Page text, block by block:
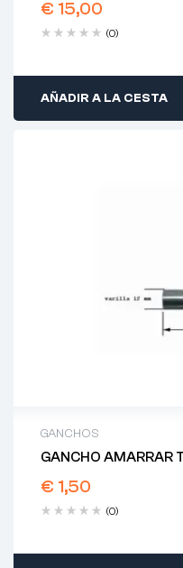
€ 15,00
(0)
AÑADIR A LA CESTA
GANCHOS
GANCHO AMARRAR
€ 1,50
(0)